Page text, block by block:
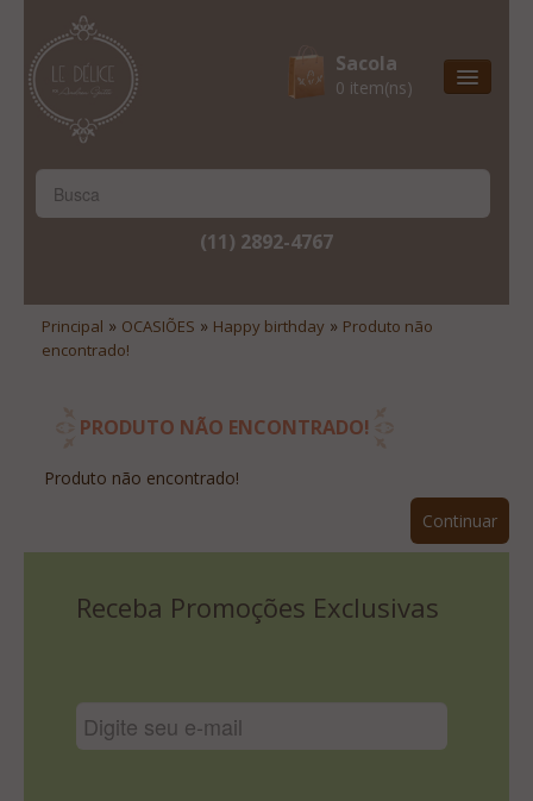
Sacola
0 item(ns)
Natal & 2017
Lista De Desejos
Minha Conta
(11) 2892-4767
Principal » OCASIÕES » Happy birthday » Produto não
encontrado!
PRODUTO NÃO ENCONTRADO!
Produto não encontrado!
Continuar
Receba Promoções Exclusivas